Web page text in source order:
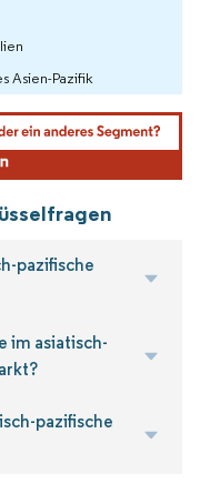
Asien-Pazifik
pazifische
im asiatisch-
pazifische